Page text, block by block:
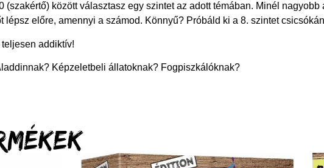
(szakértő) között választasz egy szintet az adott témában. Minél
lépsz előre, amennyi a számod. Könnyű? Próbáld ki a 8. szintet
addiktív!
Képzeletbeli állatoknak? Fogpiszkálóknak?